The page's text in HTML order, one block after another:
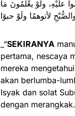
لأتوهمُا ولَوْ حبوًا
_“SEKIRANYA
pertama, nescaya
mereka
akan berlumba-
Isyak dan solat
dengan